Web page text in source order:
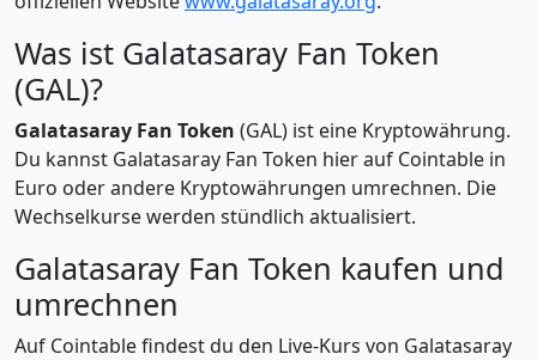
Was ist Galatasaray Fan Token
(GAL)?
Galatasaray Fan Token (GAL) ist eine Kryptowährung.
Du kannst Galatasaray Fan Token hier auf Cointable in
Euro oder andere Kryptowährungen umrechnen. Die
Wechselkurse werden stündlich aktualisiert.
Galatasaray Fan Token kaufen und
umrechnen
Auf Cointable findest du den Live-Kurs von Galatasaray